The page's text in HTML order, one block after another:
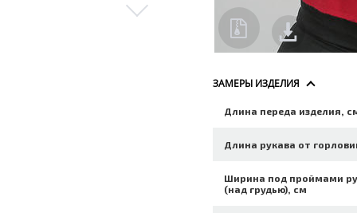
ЗАМЕРЫ ИЗДЕЛИЯ
Длина переда изделия,
Длина рукава от
Ширина под проймами
(над грудью), см